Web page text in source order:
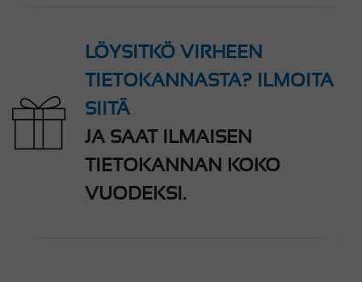
LÖYSITKÖ VIRHEEN
TIETOKANNASTA? ILMOITA
SIITÄ
JA SAAT ILMAISEN
TIETOKANNAN KOKO
VUODEKSI.